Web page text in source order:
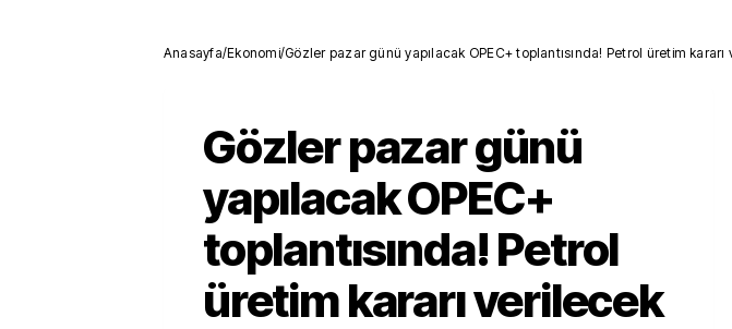
Anasayfa/Ekonomi/Gözler pazar günü yapılacak OPEC+ toplantısında! Petrol üretim kararı
Gözler pazar günü
yapılacak OPEC+
toplantısında! Petrol
üretim kararı verilecek